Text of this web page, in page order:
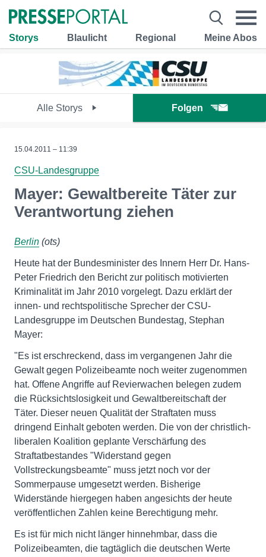
Storys Blaulicht Regional Meine Abos
Alle Storys Folgen
15.04.2011 – 11:39
CSU-Landesgruppe
Mayer: Gewaltbereite Täter zur
Verantwortung ziehen
Berlin (ots)
Heute hat der Bundesminister des Innern Herr Dr. Hans-
Peter Friedrich den Bericht zur politisch motivierten
Kriminalität im Jahr 2010 vorgelegt. Dazu erklärt der
innen- und rechtspolitische Sprecher der CSU-
Landesgruppe im Deutschen Bundestag, Stephan
Mayer:
"Es ist erschreckend, dass im vergangenen Jahr die
Gewalt gegen Polizeibeamte noch weiter zugenommen
hat. Offene Angriffe auf Revierwachen belegen zudem
die Rücksichtslosigkeit und Gewaltbereitschaft der
Täter. Dieser neuen Qualität der Straftaten muss
dringend Einhalt geboten werden. Die von der christlich-
liberalen Koalition geplante Verschärfung des
Straftatbestandes "Widerstand gegen
Vollstreckungsbeamte" muss jetzt noch vor der
Sommerpause umgesetzt werden. Bisherige
Widerstände hiergegen haben angesichts der heute
veröffentlichen Zahlen keine Berechtigung mehr.
Es ist für mich nicht länger hinnehmbar, dass die
Polizeibeamten, die tagtäglich die deutschen Werte